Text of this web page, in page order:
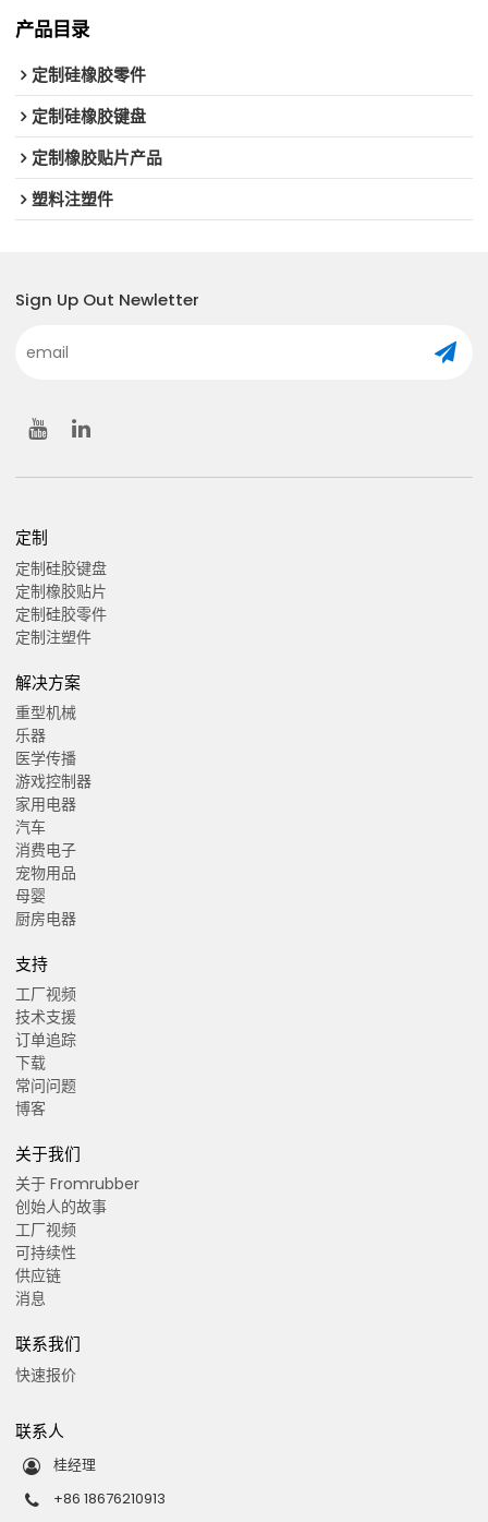
产品目录
定制硅橡胶零件
定制硅橡胶键盘
定制橡胶贴片产品
塑料注塑件
Sign Up Out Newletter
定制
定制硅胶键盘
定制橡胶贴片
定制硅胶零件
定制注塑件
解决方案
重型机械
乐器
医学传播
游戏控制器
家用电器
汽车
消费电子
宠物用品
母婴
厨房电器
支持
工厂视频
技术支援
订单追踪
下载
常问问题
博客
关于我们
关于 Fromrubber
创始人的故事
工厂视频
可持续性
供应链
消息
联系我们
快速报价
联系人
桂经理
+86 18676210913